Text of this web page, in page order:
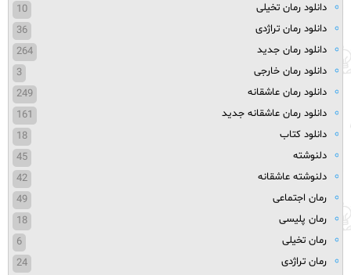
دانلود رمان تخیلی
10
دانلود رمان تراژدی
36
دانلود رمان جدید
264
دانلود رمان خارجی
3
دانلود رمان عاشقانه
249
دانلود رمان عاشقانه جدید
161
دانلود کتاب
18
دلنوشته
45
دلنوشته عاشقانه
42
رمان اجتماعی
49
رمان پلیسی
18
رمان تخیلی
6
رمان تراژدی
24